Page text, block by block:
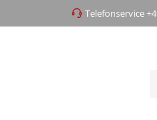
Telefonservice